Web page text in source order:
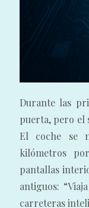
Durante las
puerta, pero el
El coche se
kilómetros
pantallas
antiguos:
carreteras